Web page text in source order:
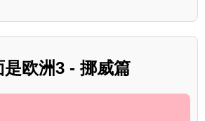
欧洲3 - 挪威篇